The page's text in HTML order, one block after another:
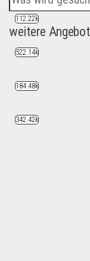
weitere
112.22k
522.14k
184.48k
342.42k